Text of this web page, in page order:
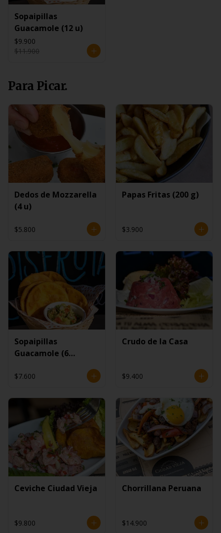
Sopaipillas
Guacamole (12 u)
$9.900
$11.900
Para Picar.
Dedos de Mozzarella
(4 u)
$5.800
Papas Fritas (200 g)
$3.900
Sopaipillas
Guacamole (6
$7.600
Crudo de la Casa
$9.400
Ceviche Ciudad Vieja
$9.800
Chorrillana Peruana
$14.900